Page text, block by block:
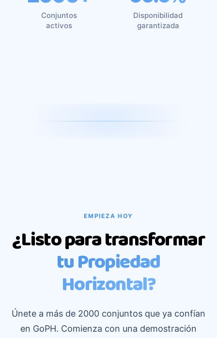
Conjuntos
activos
Disponibilidad
garantizada
EMPIEZA HOY
¿Listo para transformar
tu Propiedad
Horizontal?
Únete a más de 2000 conjuntos que ya confían
en GoPH. Comienza con una demostración